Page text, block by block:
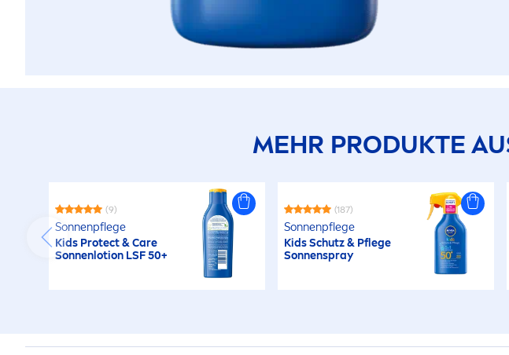
MEHR PRODUKTE
(9)
Sonnenpflege
Kids Protect&Care
Sonnenlotion LSF 50+
(187)
Sonnenpflege
Kids Schutz & Pflege
Sonnenspray